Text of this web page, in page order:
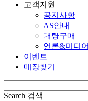
고객지원
공지사항
AS안내
대량구매
언론&미디어
이벤트
매장찾기
Search 검색